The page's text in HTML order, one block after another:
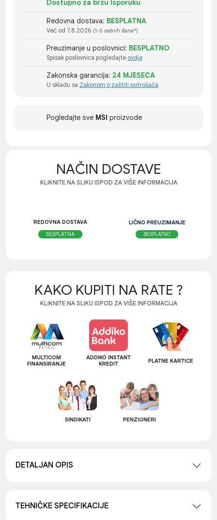
Dostupno za brzu isporuku
Redovna dostava: BESPLATNA
Već od 7.8.2026 (1-5 radnih dana*)
Preuzimanje u poslovnici: BESPLATNO
Spisak poslovnica pogledajte ovdje
Zakonska garancija: 24 MJESECA
U skladu sa Zakonom o zaštiti potrošača
Pogledajte sve MSI proizvode
NAČIN DOSTAVE
KLIKNITE NA SLIKU ISPOD ZA VIŠE INFORMACIJA
REDOVNA DOSTAVA
BESPLATNA
LIČNO PREUZIMANJE
BESPLATNO
KAKO KUPITI NA RATE ?
KLIKNITE NA SLIKU ISPOD ZA VIŠE INFORMACIJA
MULTICOM
FINANSIRANJE
ADDIKO INSTANT
KREDIT
PLATNE KARTICE
SINDIKATI PENZIONERI
DETALJAN OPIS
TEHNIČKE SPECIFIKACIJE